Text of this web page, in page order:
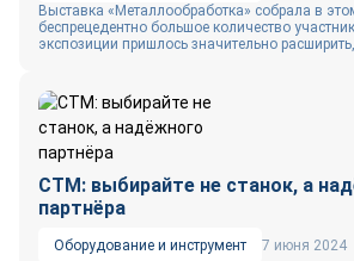
Выставка «Металлообработка» собрала в
беспрецедентно большое количество
экспозиции пришлось значительно расширить,
СТМ: выбирайте не станок, а
партнёра
Оборудование и инструмент
7 июня 2024